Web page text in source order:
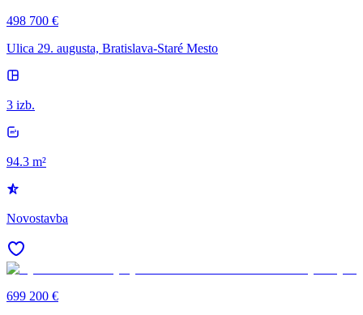
498 700 €
Ulica 29. augusta, Bratislava-Staré Mesto
3 izb.
94.3 m²
Novostavba
699 200 €